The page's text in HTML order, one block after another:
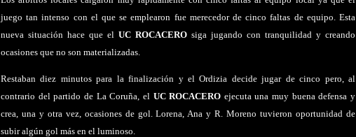
juego tan intenso con el que se emplearon fue merecedor de cinco faltas de equipo. Esta
nueva situación hace que el UC ROCACERO siga jugando con tranquilidad y creando
ocasiones que no son materializadas.
Restaban diez minutos para la finalización y el Ordizia decide jugar de cinco pero, al
contrario del partido de La Coruña, el UC ROCACERO ejecuta una muy buena defensa y
crea, una y otra vez, ocasiones de gol. Lorena, Ana y R. Moreno tuvieron oportunidad de
subir algún gol más en el luminoso.